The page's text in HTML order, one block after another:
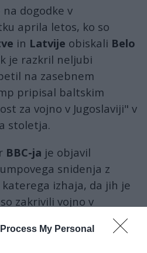
My Personal
na dogodke v
aprila letos, ko so
in Latvije obiskali Belo
je razkril neljubi
na zasebnem
pripisal baltskim
za vojno v Jugoslaviji" v
stoletja.
BBC-ja je objavil
snidenja z
izhaja, da jih je
zakrivili vojno v